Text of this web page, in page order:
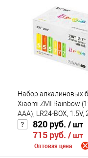
Набор алкалиновых
Xiaomi ZMI Rainbow
ААА), LR24-BOX, 1.5V,
820 руб. / шт
715 руб. / шт
Оптовая цена